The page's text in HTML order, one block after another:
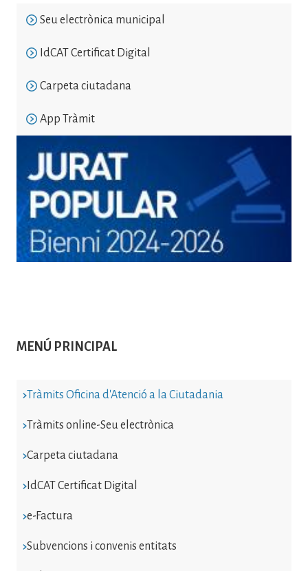
MENÚ PRINCIPAL
Tràmits Oficina d'Atenció a la Ciutadania
Tràmits online-Seu electrònica
Carpeta ciutadana
IdCAT Certificat Digital
e-Factura
Subvencions i convenis entitats
Seu electrònica municipal
IdCAT Certificat Digital
Carpeta ciutadana
App Tràmit